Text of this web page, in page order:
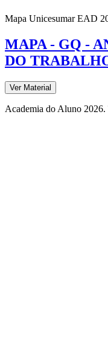
Mapa Unicesumar EAD
MAPA - GQ -
DO
Ver Material
Academia do Aluno 2026.